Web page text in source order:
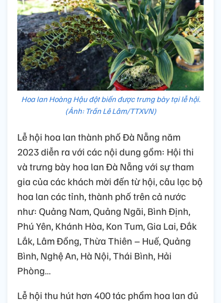
Hoa lan Hoàng Hậu đột biến được trưng bày tại lễ hội.
(Ảnh: Trần Lê Lâm/TTXVN)
Lễ hội hoa lan thành phố Đà Nẵng năm
2023 diễn ra với các nội dung gồm: Hội thi
và trưng bày hoa lan Đà Nẵng với sự tham
gia của các khách mời đến từ hội, câu lạc bộ
hoa lan các tỉnh, thành phố trên cả nước
như: Quảng Nam, Quảng Ngãi, Bình Định,
Phú Yên, Khánh Hòa, Kon Tum, Gia Lai, Đắk
Lắk, Lâm Đồng, Thừa Thiên – Huế, Quảng
Bình, Nghệ An, Hà Nội, Thái Bình, Hải
Phòng…
Lễ hội thu hút hơn 400 tác phẩm hoa lan đủ